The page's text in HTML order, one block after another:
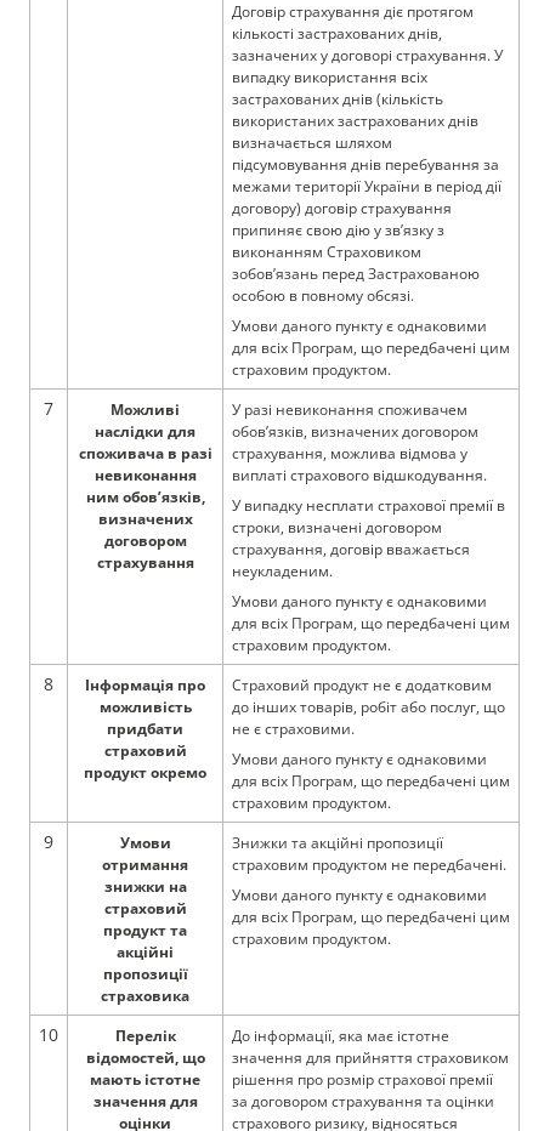
Договір страхування діє протягом
кількості застрахованих днів,
зазначених у договорі страхування. У
випадку використання всіх
застрахованих днів (кількість
використаних застрахованих днів
визначається шляхом
підсумовування днів перебування за
межами території України в період дії
договору) договір страхування
припиняє свою дію у зв’язку з
виконанням Страховиком
зобов’язань перед Застрахованою
особою в повному обсязі.
Умови даного пункту є однаковими
для всіх Програм, що передбачені цим
страховим продуктом.
7
Можливі
наслідки для
споживача в разі
невиконання
ним обов’язків,
визначених
договором
страхування
Уразі невиконання споживачем
обов’язків, визначених договором
страхування, можлива відмова у
виплаті страхового відшкодування.
У випадку несплати страхової премії в
строки, визначені договором
страхування, договір вважається
неукладеним.
Умови даного пункту є однаковими
для всіх Програм, що передбачені цим
страховим продуктом.
8
Інформація про
можливість
придбати
страховий
продукт окремо
Страховий продукт не є додатковим
до інших товарів, робіт або послуг, що
не є страховими.
Умови даного пункту є однаковими
для всіх Програм, що передбачені цим
страховим продуктом.
9
Умови
отримання
знижки на
страховий
продукт та
акційні
пропозиції
страховика
Знижки та акційні пропозиції
страховим продуктом не передбачені.
Умови даного пункту є однаковими
для всіх Програм, що передбачені цим
страховим продуктом.
10
Перелік
відомостей, що
мають істотне
значення для
оцінки
До інформації, яка має істотне
значення для прийняття страховиком
рішення про розмір страхової премії
за договором страхування та оцінки
страхового ризику, відносяться